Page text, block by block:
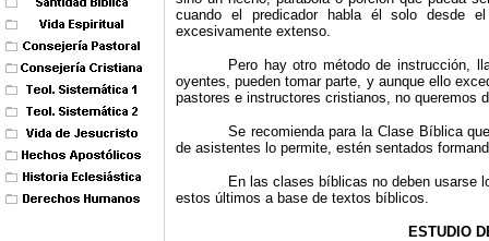
cuando el predicador habla él solo desde
excesivamente extenso.
Pero hay otro método de instrucción,
oyentes, pueden tomar parte, y aunque ello
pastores e instructores cristianos, no queremos
Se recomienda para la Clase Bíblica
de asistentes lo permite, estén sentados
En las clases bíblicas no deben usarse
estos últimos a base de textos bíblicos.
ESTUDIO